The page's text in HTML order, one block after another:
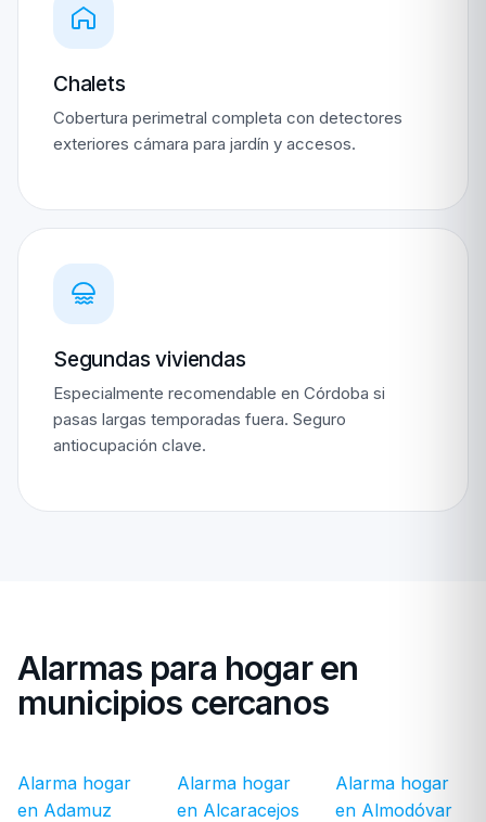
Chalets
Cobertura perimetral completa con detectores
exteriores cámara para jardín y accesos.
Segundas viviendas
Especialmente recomendable en Córdoba si
pasas largas temporadas fuera. Seguro
antiocupación clave.
Alarmas para hogar en
municipios cercanos
Alarma hogar
en Adamuz
Alarma hogar
en Alcaracejos
Alarma hogar
en Almodóvar